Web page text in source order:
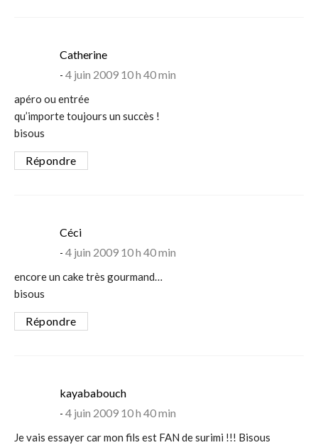
Catherinesays:
4 juin 2009 10 h 40 min
apéro ou entrée
qu’importe toujours un succès !
bisous
Répondre
Cécisays:
4 juin 2009 10 h 40 min
encore un cake très gourmand…
bisous
Répondre
kayababouchsays:
4 juin 2009 10 h 40 min
Je vais essayer car mon fils est FAN de surimi !!! Bisous